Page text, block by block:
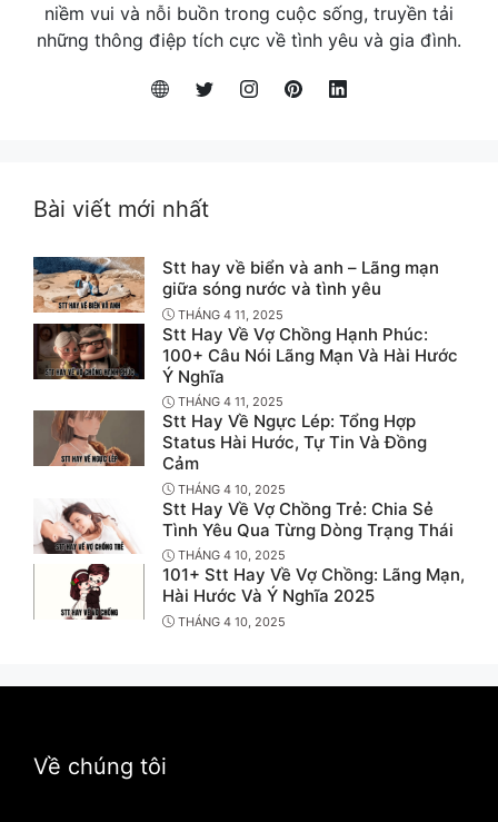
niềm vui và nỗi buồn trong cuộc sống, truyền tải
những thông điệp tích cực về tình yêu và gia đình.
Bài viết mới nhất
Stt hay về biển và anh – Lãng mạn
giữa sóng nước và tình yêu
THÁNG 4 11, 2025
Stt Hay Về Vợ Chồng Hạnh Phúc:
100+ Câu Nói Lãng Mạn Và Hài Hước
Ý Nghĩa
THÁNG 4 11, 2025
Stt Hay Về Ngực Lép: Tổng Hợp
Status Hài Hước, Tự Tin Và Đồng
Cảm
THÁNG 4 10, 2025
Stt Hay Về Vợ Chồng Trẻ: Chia Sẻ
Tình Yêu Qua Từng Dòng Trạng Thái
THÁNG 4 10, 2025
101+ Stt Hay Về Vợ Chồng: Lãng Mạn,
Hài Hước Và Ý Nghĩa 2025
THÁNG 4 10, 2025
Về chúng tôi